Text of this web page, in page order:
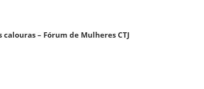
– Fórum de Mulheres CTJ